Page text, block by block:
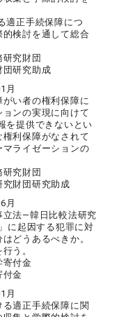
適正手続保障につ
検討を通して総合
究財団
団研究助成
月
い者の権利保障に
ンの実現に向けて
を提供できないとい
利保障がなされて
ライゼーションの
究財団
財団研究助成
月
立法―韓日比較法研究
に起因する犯罪に対
どうあるべきか。
う。
付金
金
月
適正手続保障に関